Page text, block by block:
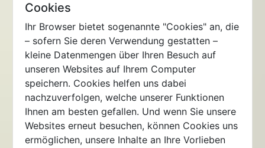
Cookies
Ihr Browser bietet sogenannte "Cookies" an, die
– sofern Sie deren Verwendung gestatten –
kleine Datenmengen über Ihren Besuch auf
unseren Websites auf Ihrem Computer
speichern. Cookies helfen uns dabei
nachzuverfolgen, welche unserer Funktionen
Ihnen am besten gefallen. Und wenn Sie unsere
Websites erneut besuchen, können Cookies uns
ermöglichen, unsere Inhalte an Ihre Vorlieben